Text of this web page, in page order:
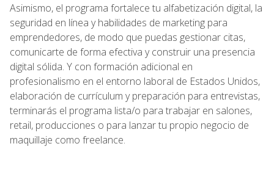
Asimismo, el programa fortalece tu alfabetización digital, la
seguridad en línea y habilidades de marketing para
emprendedores, de modo que puedas gestionar citas,
comunicarte de forma efectiva y construir una presencia
digital sólida. Y con formación adicional en
profesionalismo en el entorno laboral de Estados Unidos,
elaboración de currículum y preparación para entrevistas,
terminarás el programa lista/o para trabajar en salones,
retail, producciones o para lanzar tu propio negocio de
maquillaje como freelance.